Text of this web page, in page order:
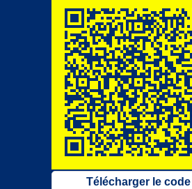
Télécharger le code